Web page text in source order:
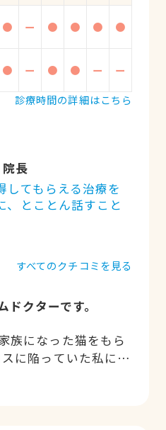
● ー ● ● ● ●
● ー ● ● ー
ー
診療時間の詳細はこちら
長
してもらえる治療を
、とことん話すこと
ドクターです。
族になった猫をもら
に陥っていた私に、
たが、この病院が猫
かったら、私は悲し
すべてのクチコミを見る